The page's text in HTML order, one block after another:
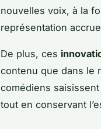
nouvelles voix, à la
représentation
De plus, ces
contenu que dans le
comédiens
tout en conservant